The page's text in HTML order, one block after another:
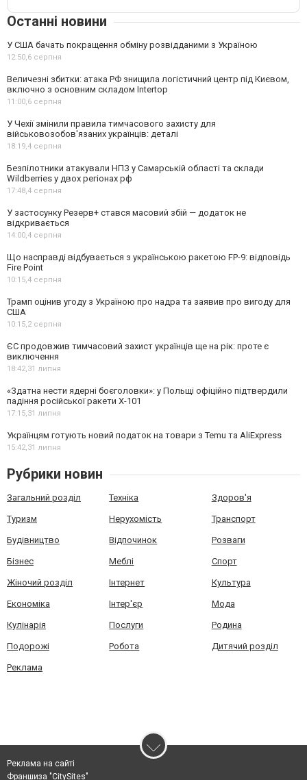
Останні новини
У США бачать покращення обміну розвідданими з Україною
12:50,6 серпня
Величезні збитки: атака РФ знищила логістичний центр під Києвом,
включно з основним складом Intertop
11:00,6 серпня
У Чехії змінили правила тимчасового захисту для
військовозобов'язаних українців: деталі
18:19,4 серпня
Безпілотники атакували НПЗ у Самарській області та склади
Wildberries у двох регіонах рф
17:48,4 серпня
У застосунку Резерв+ стався масовий збій — додаток не
відкривається
14:00,4 серпня
Що насправді відбувається з українською ракетою FP-9: відповідь
Fire Point
10:15,4 серпня
Трамп оцінив угоду з Україною про надра та заявив про вигоду для
США
10:15,2 серпня
ЄС продовжив тимчасовий захист українців ще на рік: проте є
виключення
18:42,31 липня
«Здатна нести ядерні боєголовки»: у Польщі офіційно підтвердили
падіння російської ракети Х-101
17:15,31 липня
Українцям готують новий податок на товари з Temu та AliExpress
15:42,31 липня
Рубрики новин
Загальний розділ Техніка Здоров'я
Туризм Нерухомість Транспорт
Будівництво Відпочинок Розваги
Бізнес Меблі Спорт
Жіночий розділ Інтернет Культура
Економіка Інтер'єр Мода
Кулінарія Послуги Родина
Подорожі Робота Дитячий розділ
Реклама
Реклама на сайті
Франшиза "CitySites"